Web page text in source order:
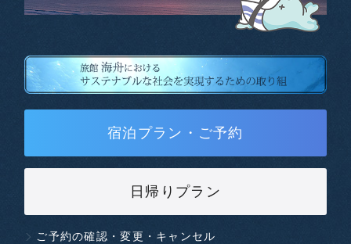
宿泊プラン・ご予約
日帰りプラン
ご予約の確認・変更・キャンセル